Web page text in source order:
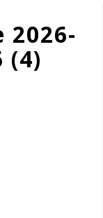
2026-
(4)